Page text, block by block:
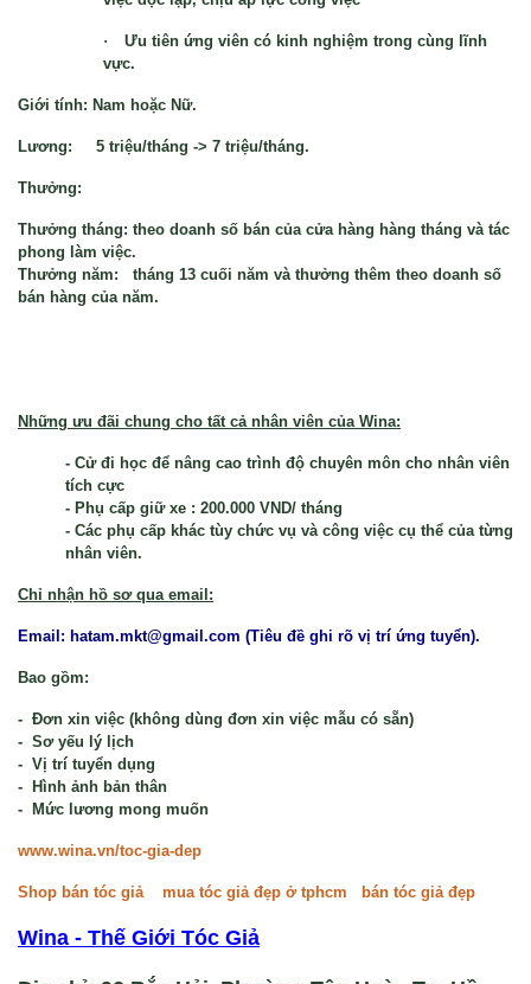
·
Ưu tiên ứng viên có kinh nghiệm trong cùng lĩnh
vực.
Giới tính: Nam hoặc Nữ.
Lương: 5 triệu/tháng -> 7 triệu/tháng.
Thưởng:
Thưởng tháng: theo doanh số bán của cửa hàng hàng tháng và tác
phong làm việc.
Thưởng năm: tháng 13 cuối năm và thưởng thêm theo doanh số
bán hàng của năm.
Những ưu đãi chung cho tất cả nhân viên của Wina:
- Cử đi học để nâng cao trình độ chuyên môn cho nhân viên
tích cực
- Phụ cấp giữ xe : 200.000 VND/ tháng
- Các phụ cấp khác tùy chức vụ và công việc cụ thể của từng
nhân viên.
Chỉ nhận hồ sơ qua email:
Email: hatam.mkt@gmail.com (Tiêu đề ghi rõ vị trí ứng tuyển).
Bao gồm:
- Đơn xin việc (không dùng đơn xin việc mẫu có sẵn)
- Sơ yếu lý lịch
- Vị trí tuyển dụng
- Hình ảnh bản thân
- Mức lương mong muốn
www.wina.vn/toc-gia-dep
Shop bán tóc giả mua tóc giả đẹp ở tphcm bán tóc giả đẹp
Wina - Thế Giới Tóc Giả